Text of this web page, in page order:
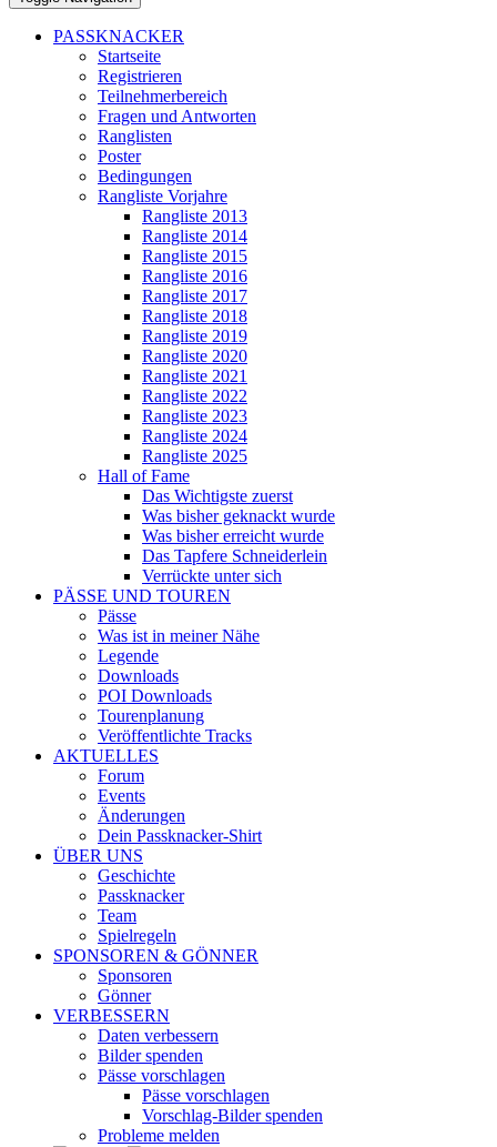
PASSKNACKER
Startseite
Registrieren
Teilnehmerbereich
Fragen und Antworten
Ranglisten
Poster
Bedingungen
Rangliste Vorjahre
Rangliste 2013
Rangliste 2014
Rangliste 2015
Rangliste 2016
Rangliste 2017
Rangliste 2018
Rangliste 2019
Rangliste 2020
Rangliste 2021
Rangliste 2022
Rangliste 2023
Rangliste 2024
Rangliste 2025
Hall of Fame
Das Wichtigste zuerst
Was bisher geknackt wurde
Was bisher erreicht wurde
Das Tapfere Schneiderlein
Verrückte unter sich
PÄSSE UND TOUREN
Pässe
Was ist in meiner Nähe
Legende
Downloads
POI Downloads
Tourenplanung
Veröffentlichte Tracks
AKTUELLES
Forum
Events
Änderungen
Dein Passknacker-Shirt
ÜBER UNS
Geschichte
Passknacker
Team
Spielregeln
SPONSOREN & GÖNNER
Sponsoren
Gönner
VERBESSERN
Daten verbessern
Bilder spenden
Pässe vorschlagen
Pässe vorschlagen
Vorschlag-Bilder spenden
Probleme melden